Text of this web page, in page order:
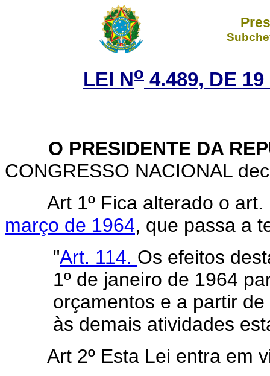
LEI No 4.489, DE
O PRESIDENTE DA
CONGRESSO NACIONAL
Art 1º Fica alterado o
março de 1964, que passa a
"Art. 114. Os efeitos
1º de janeiro de 1964
orçamentos e a partir
às demais atividades
Art 2º Esta Lei entra em